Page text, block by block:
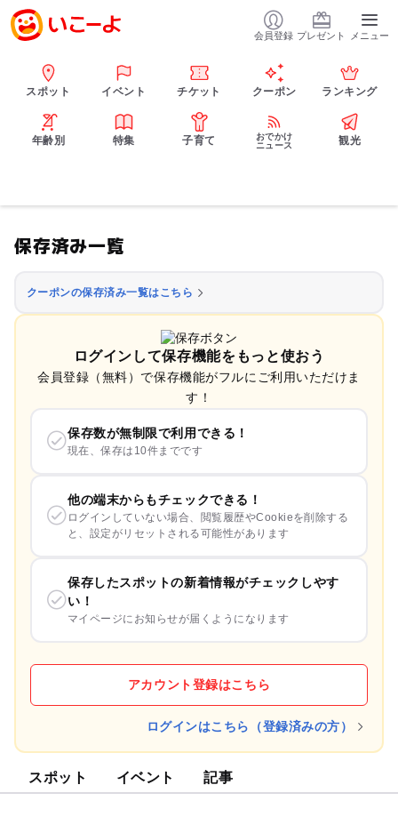
会員登録 プレゼント メニュー
スポット イベント チケット クーポン ランキング
年齢別 特集 子育て
おでかけ
ニュース
観光
保存済み一覧
クーポンの保存済み一覧はこちら
ログインして保存機能をもっと使おう
会員登録（無料）で保存機能がフルにご利用いただけま
す！
保存数が無制限で利用できる！
現在、保存は10件までです
他の端末からもチェックできる！
ログインしていない場合、閲覧履歴やCookieを削除する
と、設定がリセットされる可能性があります
保存したスポットの新着情報がチェックしやす
い！
マイページにお知らせが届くようになります
アカウント登録はこちら
ログインはこちら（登録済みの方）
スポット イベント 記事